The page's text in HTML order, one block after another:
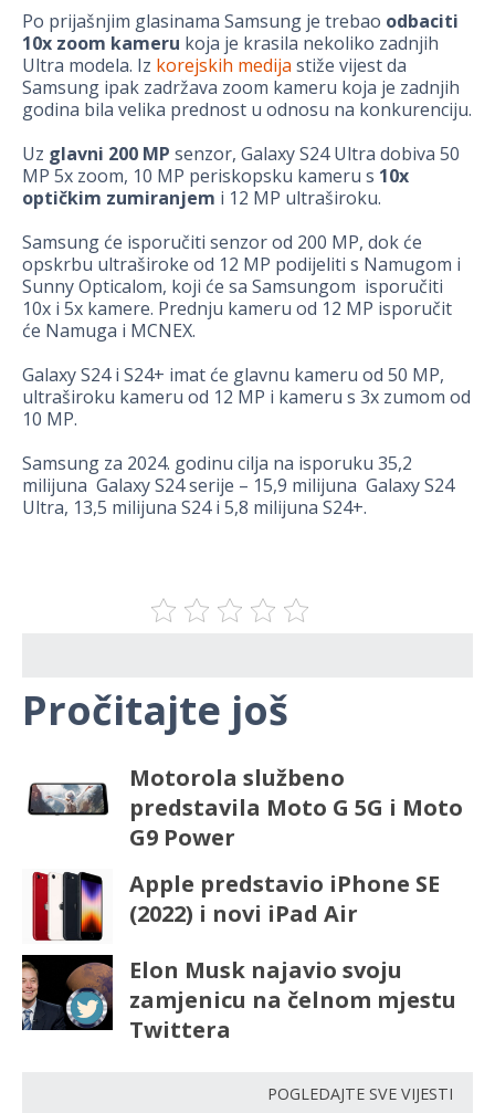
Po prijašnjim glasinama Samsung je trebao odbaciti
10x zoom kameru koja je krasila nekoliko zadnjih
Ultra modela. Iz korejskih medija stiže vijest da
Samsung ipak zadržava zoom kameru koja je zadnjih
godina bila velika prednost u odnosu na konkurenciju.
Uz glavni 200 MP senzor, Galaxy S24 Ultra dobiva 50
MP 5x zoom, 10 MP periskopsku kameru s 10x
optičkim zumiranjem i 12 MP ultraširoku.
Samsung će isporučiti senzor od 200 MP, dok će
opskrbu ultraširoke od 12 MP podijeliti s Namugom i
Sunny Opticalom, koji će sa Samsungom isporučiti
10x i 5x kamere. Prednju kameru od 12 MP isporučit
će Namuga i MCNEX.
Galaxy S24 i S24+ imat će glavnu kameru od 50 MP,
ultraširoku kameru od 12 MP i kameru s 3x zumom od
10 MP.
Samsung za 2024. godinu cilja na isporuku 35,2
milijuna Galaxy S24 serije – 15,9 milijuna Galaxy S24
Ultra, 13,5 milijuna S24 i 5,8 milijuna S24+.
Pročitajte još
Motorola službeno
predstavila Moto G 5G i Moto
G9 Power
Apple predstavio iPhone SE
(2022) i novi iPad Air
Elon Musk najavio svoju
zamjenicu na čelnom mjestu
Twittera
POGLEDAJTE SVE VIJESTI